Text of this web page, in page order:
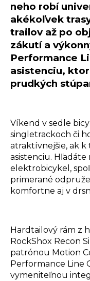
neho robí
akékoľvek
trailov až po
zákutí a
Performance
asistenciu,
prudkých
Víkend v sedle
singletrackoch či
atraktívnejšie, ak
asistenciu.
elektrobicykel,
primerané
komfortne aj v
Hardtailový rám z
RockShox Recon
patrónou Motion
Performance Line
vymeniteľnou